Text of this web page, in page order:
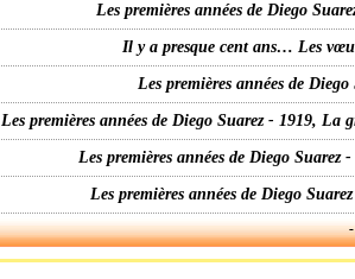
Les premières années de Diego
Il y a presque cent ans… Les
Les premières années de
Les premières années de Diego Suarez - 1919,
Les premières années de Diego
Les premières années de Diego